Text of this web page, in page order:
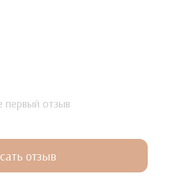
первый отзыв
отзыв